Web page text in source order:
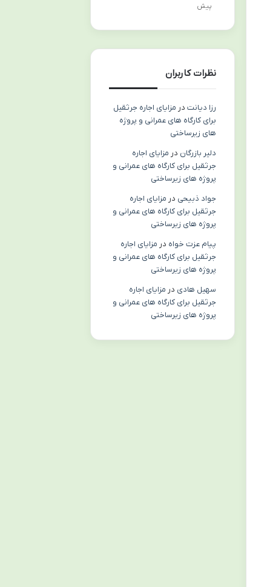
پیش
نظرات کاربران
رزا دیانتدر مزایای اجاره جرثقیل
برای کارگاه های عمرانی و پروژه
های زیرساختی
دلیر بازرگان در مزایای اجاره
جرثقیل برای کارگاه های عمرانی و
پروژه های زیرساختی
جواد ذبیحی در مزایای اجاره
جرثقیل برای کارگاه های عمرانی و
پروژه های زیرساختی
پیام عزت خواه در مزایای اجاره
جرثقیل برای کارگاه های عمرانی و
پروژه های زیرساختی
سهیل هادی در مزایای اجاره
جرثقیل برای کارگاه های عمرانی و
پروژه های زیرساختی